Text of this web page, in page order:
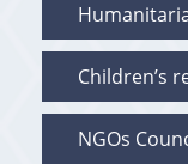
Children’s
NGOs